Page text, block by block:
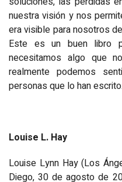
nuestra visión y nos
era visible para nosotros
Este es un buen libro
necesitamos algo que
realmente podemos
personas que lo han escrito.
Louise L. Hay
Louise Lynn Hay (Los
Diego, 30 de agosto de